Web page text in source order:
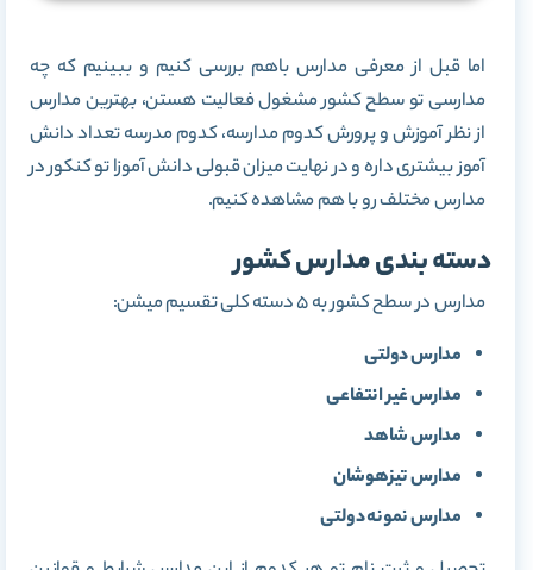
اما قبل از معرفی مدارس باهم بررسی کنیم و ببینیم که چه
مدارسی تو سطح کشور مشغول فعالیت هستن، بهترین مدارس
از نظر آموزش و پرورش کدوم مدارسه، کدوم مدرسه تعداد دانش
آموز بیشتری داره و در نهایت میزان قبولی دانش آموزا تو کنکور در
مدارس مختلف رو با هم مشاهده کنیم.
دسته بندی مدارس کشور
مدارس در سطح کشور به 5 دسته کلی تقسیم میشن:
مدارس دولتی
مدارس غیر انتفاعی
مدارس شاهد
مدارس تیزهوشان
مدارس نمونه دولتی